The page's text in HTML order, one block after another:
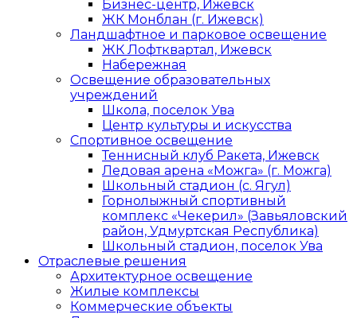
Бизнес-центр, Ижевск
ЖК Монблан (г. Ижевск)
Ландшафтное и парковое освещение
ЖК Лофтквартал, Ижевск
Набережная
Освещение образовательных
учреждений
Школа, поселок Ува
Центр культуры и искусства
Спортивное освещение
Теннисный клуб Ракета, Ижевск
Ледовая арена «Можга» (г. Можга)
Школьный стадион (с. Ягул)
Горнолыжный спортивный
комплекс «Чекерил» (Завьяловский
район, Удмуртская Республика)
Школьный стадион, поселок Ува
Отраслевые решения
Архитектурное освещение
Жилые комплексы
Коммерческие объекты